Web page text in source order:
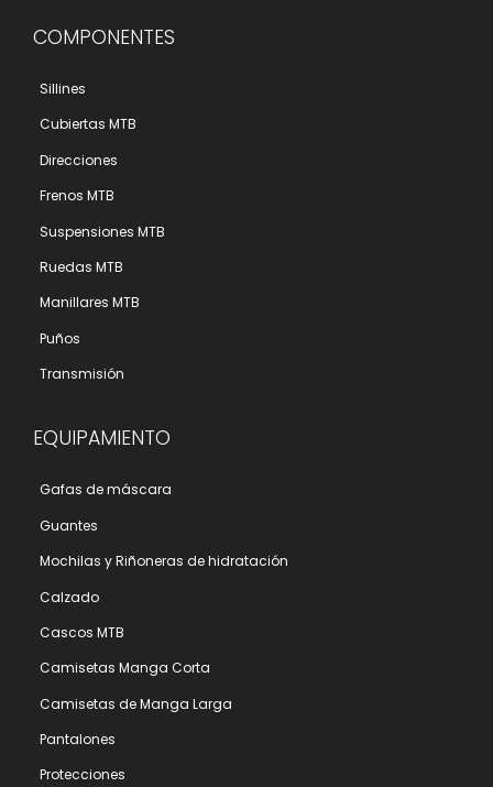
COMPONENTES
Sillines
Cubiertas MTB
Direcciones
Frenos MTB
Suspensiones MTB
Ruedas MTB
Manillares MTB
Puños
Transmisión
EQUIPAMIENTO
Gafas de máscara
Guantes
Mochilas y Riñoneras de hidratación
Calzado
Cascos MTB
Camisetas Manga Corta
Camisetas de Manga Larga
Pantalones
Protecciones